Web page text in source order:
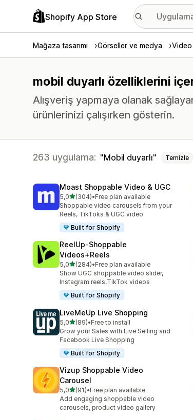
Shopify App Store
Mağaza tasarımı Görseller ve medya Video
mobil duyarlı özelliklerini
Alışveriş yapmaya olanak
ürünlerinizi çalışırken gösterin.
263 uygulama: Mobil duyarlı Temizle
Moast Shoppable Video & UGC
5,05 yıldız üzerinden
(304)
toplam 304 değerlendirme
•Free plan available
Shoppable video carousels from your
Reels, TikToks & UGC video
Built for Shopify
ReelUp‑Shoppable
Videos+Reels
5,05 yıldız üzerinden
(284)
toplam 284 değerlendirme
•Free plan available
Show UGC shoppable video slider,
Instagram reels,TikTok videos
Built for Shopify
LiveMeUp Live Shopping
5,05 yıldız üzerinden
(89)
toplam 89 değerlendirme
•Free to install
Grow your Sales with Live Selling and
Facebook Live Shopping
Built for Shopify
Vizup Shoppable Video
Carousel
5,05 yıldız üzerinden
(91)
toplam 91 değerlendirme
•Free plan available
Add engaging shoppable video
carousels, product video gallery